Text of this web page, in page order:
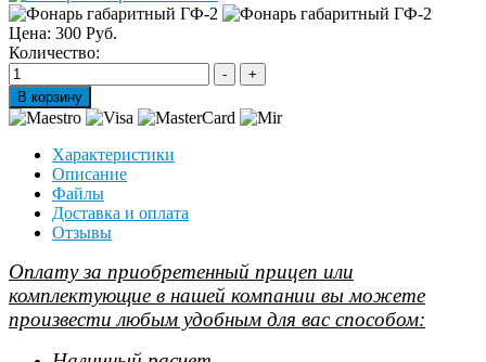
Цена: 300 Руб.
Количество:
Характеристики
Описание
Файлы
Доставка и оплата
Отзывы
Оплату за приобретенный прицеп или
комплектующие в нашей компании вы можете
произвести любым удобным для вас способом: